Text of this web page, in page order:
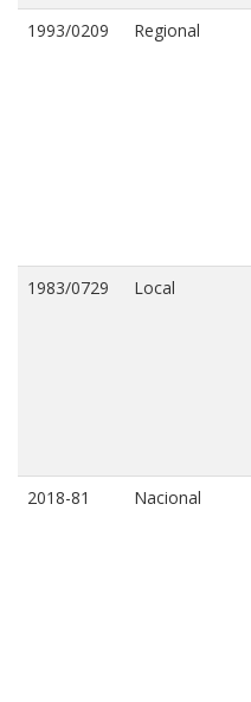
1993/0209 Regional
1983/0729 Local
2018-81 Nacional